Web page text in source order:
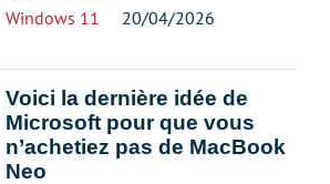
Windows 11 20/04/2026
Voici la dernière idée de
Microsoft pour que vous
n’achetiez pas de MacBook
Neo